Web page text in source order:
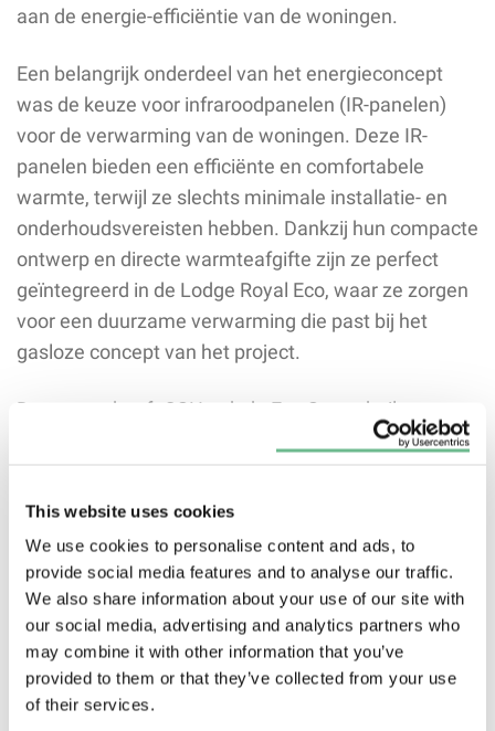
This website uses cookies
We use cookies to personalise content and ads, to
provide social media features and to analyse our traffic.
We also share information about your use of our site with
our social media, advertising and analytics partners who
may combine it with other information that you’ve
provided to them or that they’ve collected from your use
of their services.
aan de energie-efficiëntie van de woningen.
Een belangrijk onderdeel van het energieconcept
was de keuze voor infraroodpanelen (IR-panelen)
voor de verwarming van de woningen. Deze IR-
panelen bieden een efficiënte en comfortabele
warmte, terwijl ze slechts minimale installatie- en
onderhoudsvereisten hebben. Dankzij hun compacte
ontwerp en directe warmteafgifte zijn ze perfect
geïntegreerd in de Lodge Royal Eco, waar ze zorgen
voor een duurzame verwarming die past bij het
gasloze concept van het project.
Daarnaast heeft OSH ook de Eco Smart boilers
geleverd voor het leveren van voldoende warm
woningen. De boilers zijn zorgvuldig geselecteerd
zonder onnodig energieverbruik. Deze combinatie
van infraroodverwarming en efficiënte
warmwateroplossingen zorgt ervoor dat de
vakantiewoningen niet alleen comfortabel zijn, maar
ook voldoen aan de hoge duurzaamheidseisen van
het project.